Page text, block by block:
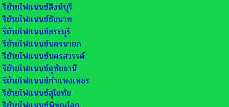
รีย้ายไฟเเนนซ์สิงห์บุรี
รีย้ายไฟเเนนซ์ชัยนาท
รีย้ายไฟเเนนซ์สระบุรี
รีย้ายไฟเเนนซ์นครนายก
รีย้ายไฟเเนนซ์นครสวรรค์
รีย้ายไฟเเนนซ์อุทัยธานี
รีย้ายไฟเเนนซ์กำแพงเพชร
รีย้ายไฟเเนนซ์สุโขทัย